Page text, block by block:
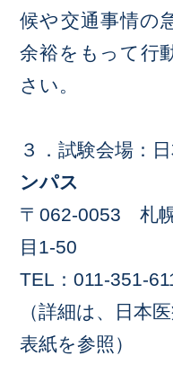
候や交通事情の
余裕をもって行
さい。
３．試験会場：
ンパス
〒062-0053 札
目1-50
TEL：011-351-
（詳細は、日
表紙を参照）